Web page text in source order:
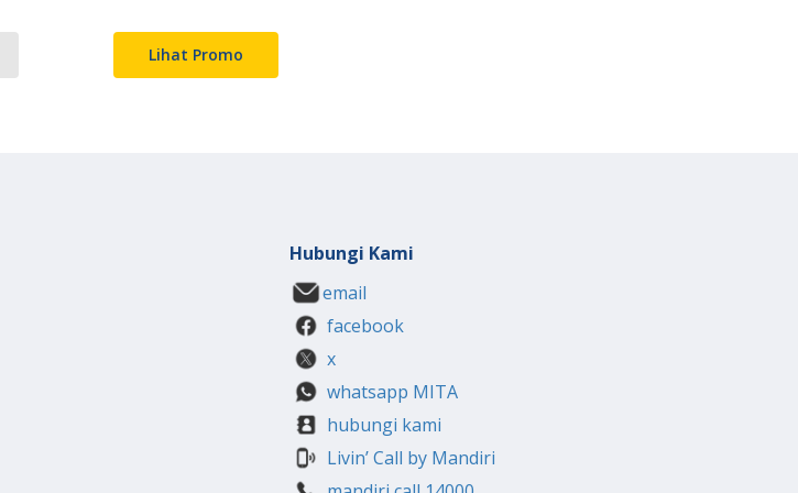
Lihat Promo
Hubungi Kami
email
facebook
x
whatsapp MITA
hubungi kami
Livin’ Call by Mandiri